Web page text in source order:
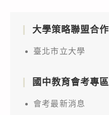
大學策略聯盟合作
臺北市立大學
國中教育會考專區
會考最新消息